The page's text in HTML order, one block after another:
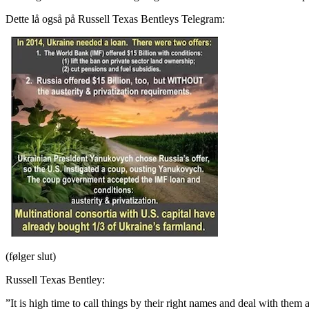
Dette lå også på Russell Texas Bentleys Telegram:
(følger slut)
Russell Texas Bentley:
”It is high time to call things by their right names and deal with them